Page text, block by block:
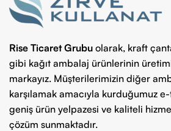
Rise Ticaret Grubu olarak, kraft
gibi kağıt ambalaj ürünlerinin
markayız. Müşterilerimizin diğer
karşılamak amacıyla kurduğumuz
geniş ürün yelpazesi ve kaliteli
çözüm sunmaktadır.